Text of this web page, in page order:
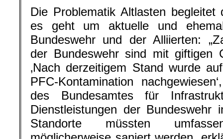
Die Problematik Altlasten
es geht um aktuelle und
Bundeswehr und der Alliierten:
der Bundeswehr sind mit giftigen
‚Nach derzeitigem Stand wurde
PFC-Kontamination
des Bundesamtes für
Dienstleistungen der Bundeswehr
Standorte müssten